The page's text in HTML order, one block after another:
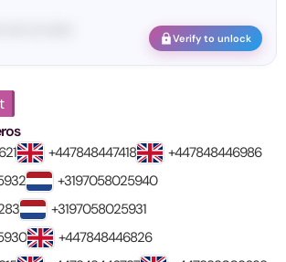
Verify to unlock
+447848447418
+447848446986
+3197058025940
+3197058025931
+447848446826